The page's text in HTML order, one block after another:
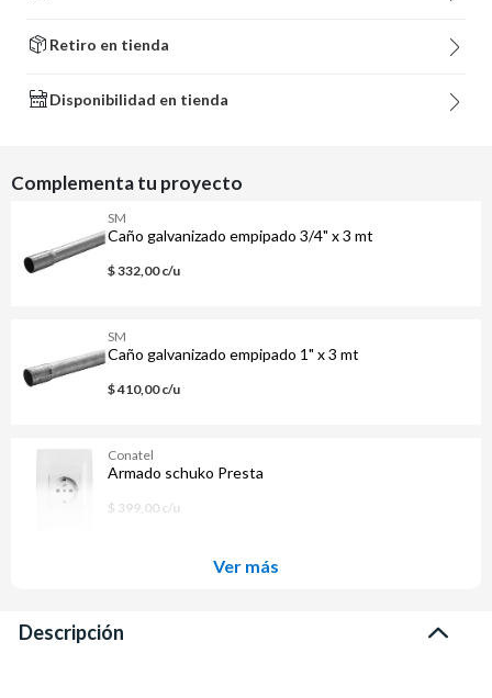
Retiro en tienda
Disponibilidad en tienda
Complementa tu proyecto
SM
Caño galvanizado empipado 3/4" x 3 mt
$ 332,00 c/u
SM
Caño galvanizado empipado 1" x 3 mt
$ 410,00 c/u
Conatel
Armado schuko Presta
$ 399,00 c/u
Ver más
Descripción